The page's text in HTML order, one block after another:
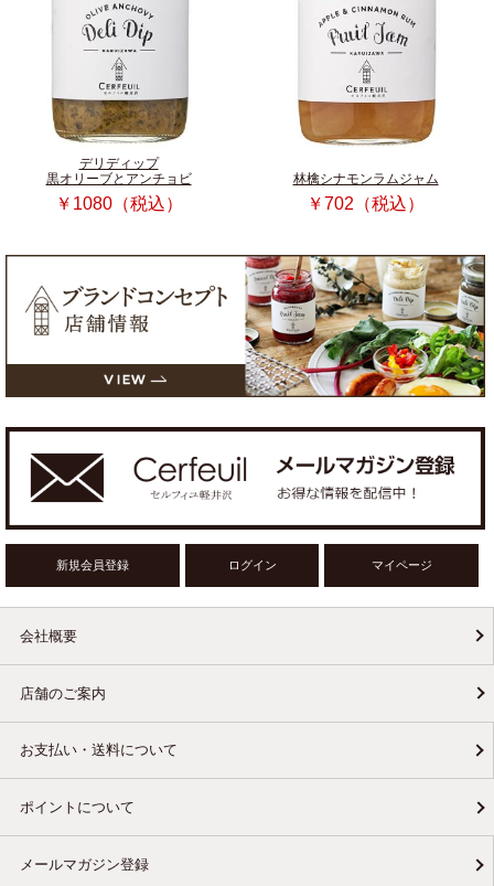
デリディップ
黒オリーブとアンチョビ
￥1080（税込）
林檎シナモンラムジャム
￥702（税込）
新規会員登録 ログイン マイページ
会社概要
店舗のご案内
お支払い・送料について
ポイントについて
メールマガジン登録